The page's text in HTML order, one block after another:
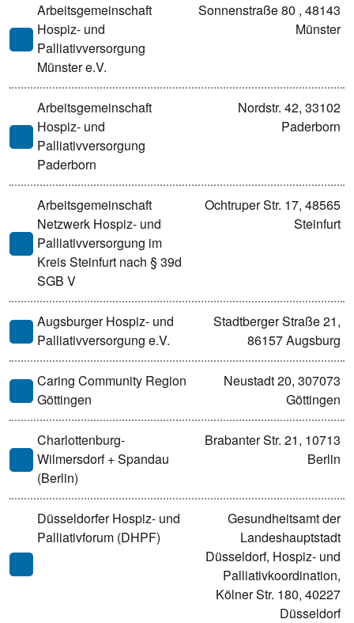
Arbeitsgemeinschaft
Hospiz- und
Palliativversorgung
Münster e.V.
Sonnenstraße 80 , 48143
Münster
Arbeitsgemeinschaft
Hospiz- und
Palliativversorgung
Paderborn
Nordstr. 42, 33102
Paderborn
Arbeitsgemeinschaft
Netzwerk Hospiz- und
Palliativversorgung im
Kreis Steinfurt nach § 39d
SGB V
Ochtruper Str. 17, 48565
Steinfurt
Augsburger Hospiz- und
Palliativversorgung e.V.
Stadtberger Straße 21,
86157 Augsburg
Caring Community Region
Göttingen
Neustadt 20, 307073
Göttingen
Charlottenburg-
Wilmersdorf + Spandau
(Berlin)
Brabanter Str. 21, 10713
Berlin
Düsseldorfer Hospiz- und
Palliativforum (DHPF)
Gesundheitsamt der
Landeshauptstadt
Düsseldorf, Hospiz- und
Palliativkoordination,
Kölner Str. 180, 40227
Düsseldorf